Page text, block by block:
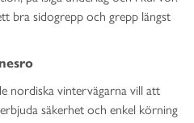
bra sidogrepp och grepp längst
nordiska vintervägarna vill att
säkerhet och enkel körning